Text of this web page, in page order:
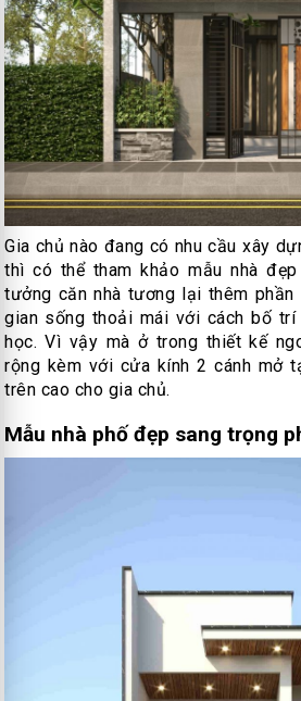
Gia chủ nào đang có nhu cầu xây
thì có thể tham khảo mẫu nhà
tưởng căn nhà tương lại thêm phần
gian sống thoải mái với cách bố
học. Vì vậy mà ở trong thiết kế
rộng kèm với cửa kính 2 cánh mở
trên cao cho gia chủ.
Mẫu nhà phố đẹp sang trọng